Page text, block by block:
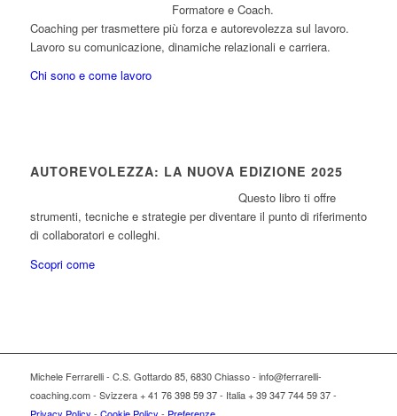
Formatore e Coach.
Coaching per trasmettere più forza e autorevolezza sul lavoro.
Lavoro su comunicazione, dinamiche relazionali e carriera.
Chi sono e come lavoro
AUTOREVOLEZZA: LA NUOVA EDIZIONE 2025
Questo libro ti offre
strumenti, tecniche e strategie per diventare il punto di riferimento
di collaboratori e colleghi.
Scopri come
Michele Ferrarelli - C.S. Gottardo 85, 6830 Chiasso - info@ferrarelli-
coaching.com - Svizzera + 41 76 398 59 37 - Italia + 39 347 744 59 37 -
Privacy Policy - Cookie Policy - Preferenze